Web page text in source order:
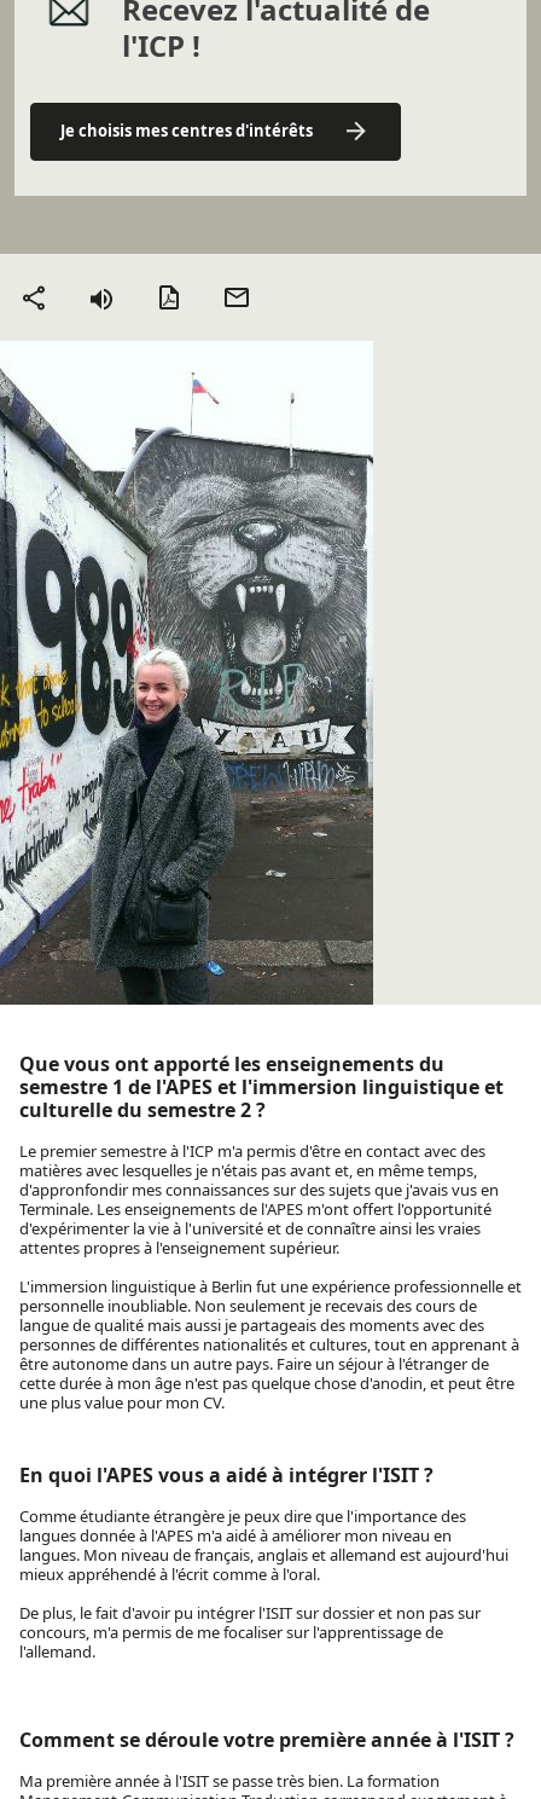
Recevez l'actualité de
l'ICP !
Je choisis mes centres d'intérêts
Partager Version PDF
Que vous ont apporté les enseignements du
semestre 1 de l'APES et l'immersion linguistique et
culturelle du semestre 2 ?
Le premier semestre à l'ICP m'a permis d'être en contact avec des
matières avec lesquelles je n'étais pas avant et, en même temps,
d'appronfondir mes connaissances sur des sujets que j'avais vus en
Terminale. Les enseignements de l'APES m'ont offert l'opportunité
d'expérimenter la vie à l'université et de connaître ainsi les vraies
attentes propres à l'enseignement supérieur.
L'immersion linguistique à Berlin fut une expérience professionnelle et
personnelle inoubliable. Non seulement je recevais des cours de
langue de qualité mais aussi je partageais des moments avec des
personnes de différentes nationalités et cultures, tout en apprenant à
être autonome dans un autre pays. Faire un séjour à l'étranger de
cette durée à mon âge n'est pas quelque chose d'anodin, et peut être
une plus value pour mon CV.
En quoi l'APES vous a aidé à intégrer l'ISIT ?
Comme étudiante étrangère je peux dire que l'importance des
langues donnée à l'APES m'a aidé à améliorer mon niveau en
langues. Mon niveau de français, anglais et allemand est aujourd'hui
mieux appréhendé à l'écrit comme à l'oral.
De plus, le fait d'avoir pu intégrer l'ISIT sur dossier et non pas sur
concours, m'a permis de me focaliser sur l'apprentissage de
l'allemand.
Comment se déroule votre première année à l'ISIT ?
Ma première année à l'ISIT se passe très bien. La formation